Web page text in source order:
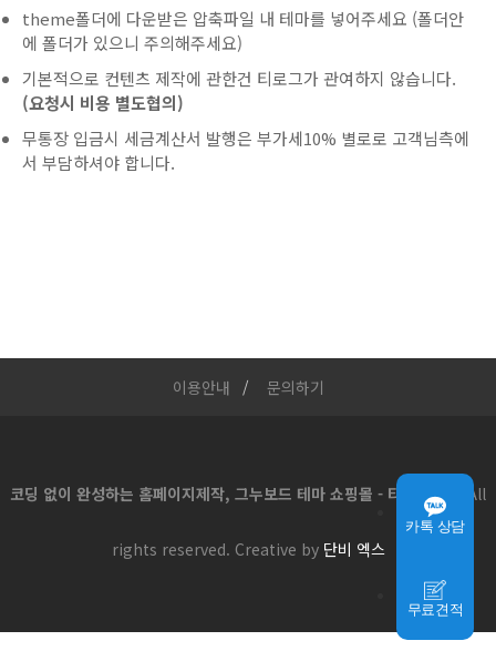
카톡 상담
무료견적
theme폴더에 다운받은 압축파일 내 테마를 넣어주세요 (폴더안
에 폴더가 있으니 주의해주세요)
기본적으로 컨텐츠 제작에 관한건 티로그가 관여하지 않습니다.
(요청시 비용 별도협의)
무통장 입금시 세금계산서 발행은 부가세10% 별로로 고객님측에
서 부담하셔야 합니다.
이용안내 문의하기
코딩 없이 완성하는 홈페이지제작, 그누보드 테마 쇼핑몰 - 티로그몰 All
rights reserved. Creative by 단비 엑스